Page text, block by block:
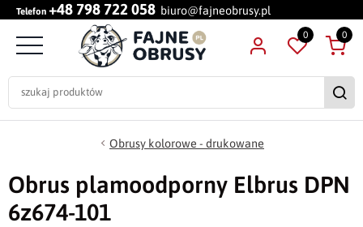
Telefon +48 798 722 058 biuro@fajneobrusy.pl
0 0
Obrusy kolorowe - drukowane
Obrus plamoodporny Elbrus DPN
6z674-101